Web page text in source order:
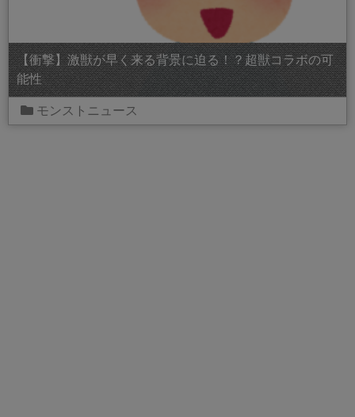
【衝撃】激獣が早く来る背景に迫る！？超獣コラボの可
能性
モンストニュース